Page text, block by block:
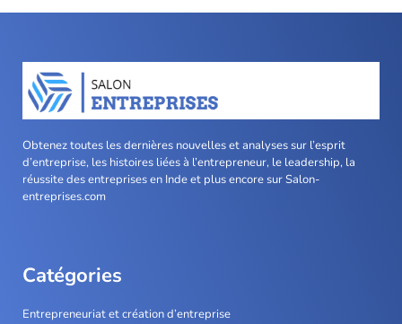
Obtenez toutes les dernières nouvelles et analyses sur l’esprit
d’entreprise, les histoires liées à l’entrepreneur, le leadership, la
réussite des entreprises en Inde et plus encore sur Salon-
entreprises.com
Catégories
Entrepreneuriat et création d’entreprise